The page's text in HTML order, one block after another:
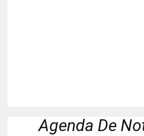
Agenda De